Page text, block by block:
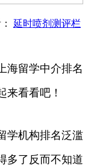
延时喷剂测评栏
海留学中介排名
来看看吧！
学机构排名泛滥
多了反而不知道